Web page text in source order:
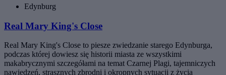
Edynburg
Real Mary King's Close
Real Mary King's Close to piesze zwiedzanie starego Edynburga,
podczas której dowiesz się historii miasta ze wszystkimi
makabrycznymi szczegółami na temat Czarnej Plagi, tajemniczych
nawiedzeń, strasznych zbrodni i okropnych sytuacji z życia